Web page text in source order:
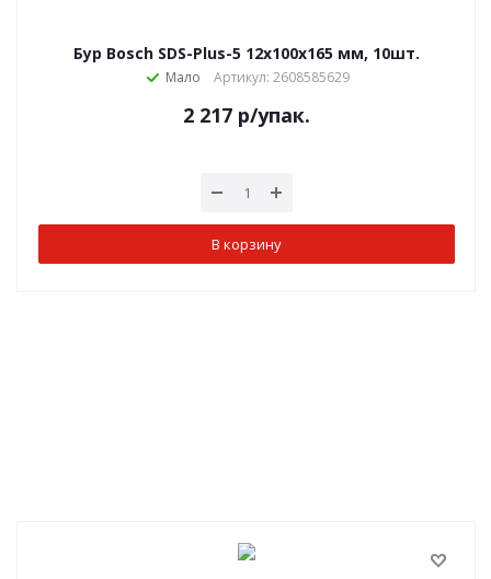
Бур Bosch SDS-Plus-5 12x100x165 мм, 10шт.
Мало Артикул: 2608585629
2 217 р/упак.
В корзину